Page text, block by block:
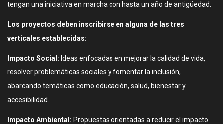
tengan una iniciativa en marcha con hasta un año de antigüedad.
Los proyectos deben inscribirse en alguna de las tres
verticales establecidas:
Impacto Social: Ideas enfocadas en mejorar la calidad de vida,
resolver problemáticas sociales y fomentar la inclusión,
abarcando temáticas como educación, salud, bienestar y
accesibilidad.
Impacto Ambiental: Propuestas orientadas a reducir el impacto